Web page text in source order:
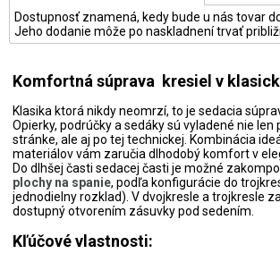
Dostupnosť znamená, kedy bude u nás tovar
Jeho dodanie môže po naskladnení trvať
Komfortná súprava kresiel v
Klasika ktorá nikdy neomrzí, to je sedacia
Opierky, podrúčky a sedáky sú vyladené nie len
stránke, ale aj po tej technickej. Kombinácia
materiálov vám zaručia dlhodobý komfort v
Do dlhšej časti sedacej časti je možné
plochy na spanie, podľa konfigurácie do
jednodielny rozklad). V dvojkresle a trojkresle
dostupný otvorením zásuvky pod sedením.
Kľúčové vlastnosti: